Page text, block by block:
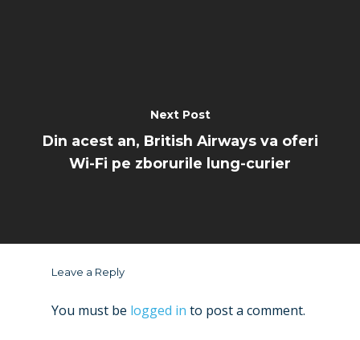
Next Post
Din acest an, British Airways va oferi
Wi-Fi pe zborurile lung-curier
Leave a Reply
You must be logged in to post a comment.